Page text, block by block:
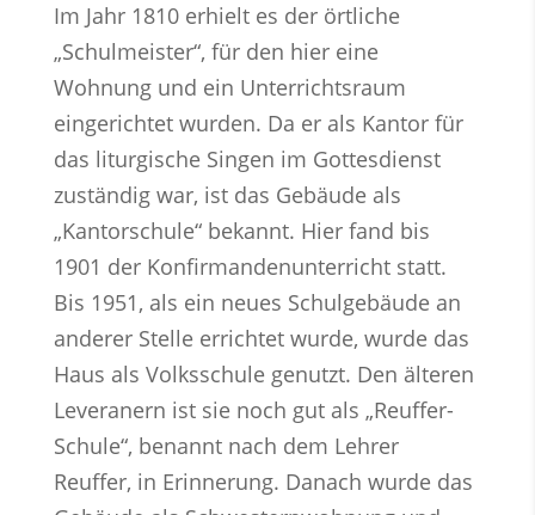
Im Jahr 1810 erhielt es der örtliche
„Schulmeister“, für den hier eine
Wohnung und ein Unterrichtsraum
eingerichtet wurden. Da er als Kantor für
das liturgische Singen im Gottesdienst
zuständig war, ist das Gebäude als
„Kantorschule“ bekannt. Hier fand bis
1901 der Konfirmandenunterricht statt.
Bis 1951, als ein neues Schulgebäude an
anderer Stelle errichtet wurde, wurde das
Haus als Volksschule genutzt. Den älteren
Leveranern ist sie noch gut als „Reuffer-
Schule“, benannt nach dem Lehrer
Reuffer, in Erinnerung. Danach wurde das